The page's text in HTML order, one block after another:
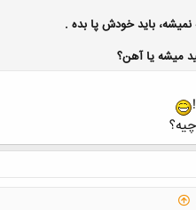
نميشه، بايد خودش پا بده .
ميشه يا آهن؟